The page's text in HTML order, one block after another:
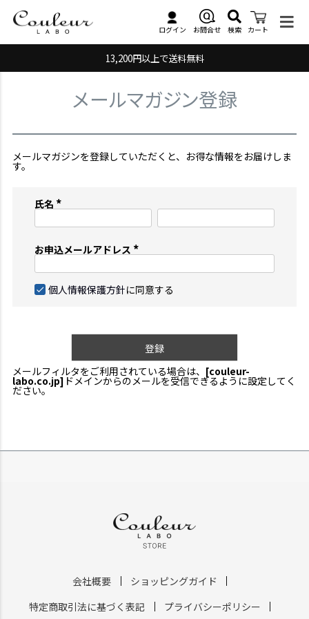
ログイン お問合せ 検索 カート
13,200円以上で送料無料
メールマガジン登録
メールマガジンを登録していただくと、お得な情報をお届けしま
す。
氏名
必
)
お申込メールアドレス
必
)
個人情報保護方針に同意する
登録
メールフィルタをご利用されている場合は、 [couleur-
labo.co.jp] ドメインからのメールを受信できるように設定してく
ださい。
会社概要
ショッピングガイド
特定商取引法に基づく表記
プライバシーポリシー